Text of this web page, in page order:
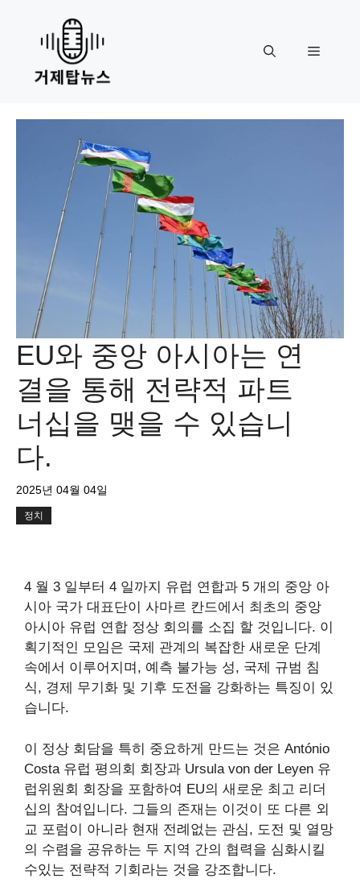
content
Menu
EU와 중앙 아시아는 연
결을 통해 전략적 파트
너십을 맺을 수 있습니
다.
2025년 04월 04일
정치
4 월 3 일부터 4 일까지 유럽 연합과 5 개의 중앙 아
시아 국가 대표단이 사마르 칸드에서 최초의 중앙
아시아 유럽 연합 정상 회의를 소집 할 것입니다. 이
획기적인 모임은 국제 관계의 복잡한 새로운 단계
속에서 이루어지며, 예측 불가능 성, 국제 규범 침
식, 경제 무기화 및 기후 도전을 강화하는 특징이 있
습니다.
이 정상 회담을 특히 중요하게 만드는 것은 António
Costa 유럽 평의회 회장과 Ursula von der Leyen 유
럽위원회 회장을 포함하여 EU의 새로운 최고 리더
십의 참여입니다. 그들의 존재는 이것이 또 다른 외
교 포럼이 아니라 현재 전례없는 관심, 도전 및 열망
의 수렴을 공유하는 두 지역 간의 협력을 심화시킬
수있는 전략적 기회라는 것을 강조합니다.